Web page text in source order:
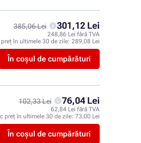
385,06 Lei 301,12 Lei
248,86 Lei fără TVA
în ultimele 30 de zile: 289,08 Lei
În coșul de cumpărături
102,33 Lei 76,04 Lei
62,84 Lei fără TVA
preț în ultimele 30 de zile: 73,00 Lei
În coșul de cumpărături